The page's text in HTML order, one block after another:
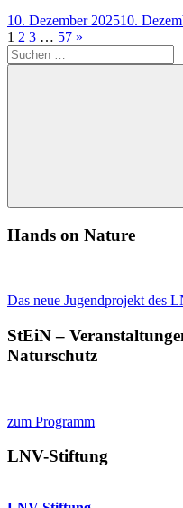
10. Dezember 202510.
der
1 2 3 … 57 Nächste
»
Suchen
nach:
Hands on Nature
Das neue Jugendprojekt des
StEiN –
Naturschutz
zum Programm
LNV-Stiftung